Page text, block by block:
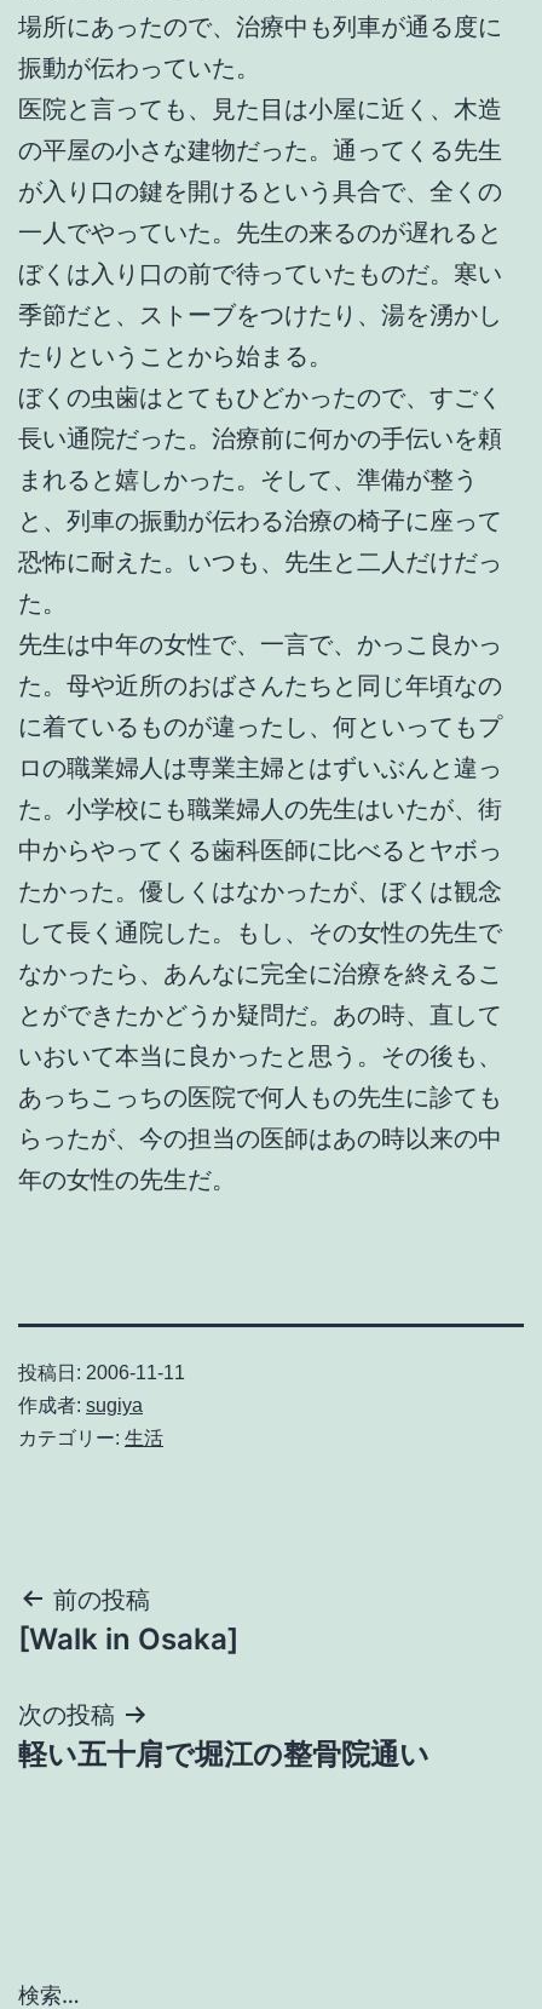
場所にあったので、治療中も列車が通る度に
振動が伝わっていた。
医院と言っても、見た目は小屋に近く、木造
の平屋の小さな建物だった。通ってくる先生
が入り口の鍵を開けるという具合で、全くの
一人でやっていた。先生の来るのが遅れると
ぼくは入り口の前で待っていたものだ。寒い
季節だと、ストーブをつけたり、湯を湧かし
たりということから始まる。
ぼくの虫歯はとてもひどかったので、すごく
長い通院だった。治療前に何かの手伝いを頼
まれると嬉しかった。そして、準備が整う
と、列車の振動が伝わる治療の椅子に座って
恐怖に耐えた。いつも、先生と二人だけだっ
た。
先生は中年の女性で、一言で、かっこ良かっ
た。母や近所のおばさんたちと同じ年頃なの
に着ているものが違ったし、何といってもプ
ロの職業婦人は専業主婦とはずいぶんと違っ
た。小学校にも職業婦人の先生はいたが、街
中からやってくる歯科医師に比べるとヤボっ
たかった。優しくはなかったが、ぼくは観念
して長く通院した。もし、その女性の先生で
なかったら、あんなに完全に治療を終えるこ
とができたかどうか疑問だ。あの時、直して
いおいて本当に良かったと思う。その後も、
あっちこっちの医院で何人もの先生に診ても
らったが、今の担当の医師はあの時以来の中
年の女性の先生だ。
投稿日: 2006-11-11
作成者: sugiya
カテゴリー: 生活
投
稿
ナ
ビ
ョ
前の投稿
[Walk in Osaka]
次の投稿
軽い五十肩で堀江の整骨院通い
検索…